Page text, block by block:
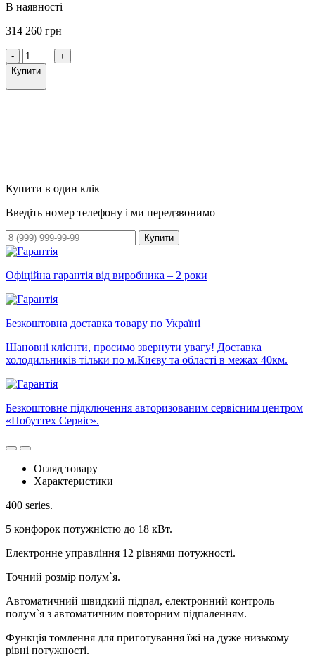
В наявності
314 260 грн
-
+
Купити
Купити в один клік
Введіть номер телефону і ми передзвонимо
Купити
Офіційна гарантія від виробника – 2 роки
Безкоштовна доставка товару по Україні
Шановні клієнти, просимо звернути увагу! Доставка
холодильників тільки по м.Києву та області в межах 40км.
Безкоштовне підключення авторизованим сервісним центром
«Побуттех Сервіс».
Огляд товару
Характеристики
400 series.
5 конфорок потужністю до 18 кВт.
Електронне управління 12 рівнями потужності.
Точний розмір полум`я.
Автоматичний швидкий підпал, електронний контроль
полум`я з автоматичним повторним підпаленням.
Функція томлення для приготування їжі на дуже низькому
рівні потужності.